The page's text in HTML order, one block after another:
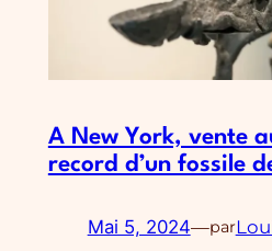
A New York, vente
record d’un fossile
Mai 5, 2024—par